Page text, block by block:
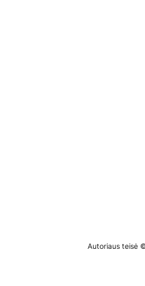
Autoriaus teisė